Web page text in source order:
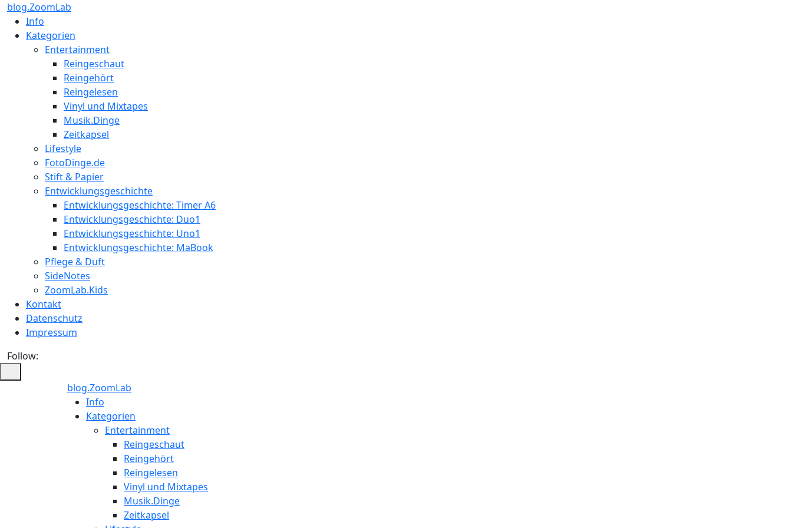
blog.ZoomLab
Info
Kategorien
Entertainment
Reingeschaut
Reingehört
Reingelesen
Vinyl und Mixtapes
Musik.Dinge
Zeitkapsel
Lifestyle
FotoDinge.de
Stift & Papier
Entwicklungsgeschichte
Entwicklungsgeschichte: Timer A6
Entwicklungsgeschichte: Duo1
Entwicklungsgeschichte: Uno1
Entwicklungsgeschichte: MaBook
Pflege & Duft
SideNotes
ZoomLab.Kids
Kontakt
Datenschutz
Impressum
Follow:
blog.ZoomLab
ZoomLab
pers.
Blog
Info
Kategorien
Entertainment
Reingeschaut
Reingehört
Reingelesen
Vinyl und Mixtapes
Musik.Dinge
Zeitkapsel